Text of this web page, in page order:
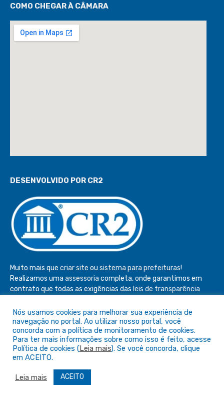
COMO CHEGAR À CÂMARA
DESENVOLVIDO POR CR2
Muito mais que criar site ou sistema para prefeituras!
Realizamos uma assessoria completa, onde garantimos em
contrato que todas as exigências das leis de transparência
Conheça oPNTPe oRadar da Transparência Pública
Todos os direitos reservados a Câmara de São Félix do Araguaia
Nós usamos cookies para melhorar sua experiência de
navegação no portal. Ao utilizar nosso portal, você
concorda com a política de monitoramento de cookies.
Para ter mais informações sobre como isso é feito, acesse
Política de cookies (Leia mais). Se você concorda, clique
em ACEITO.
Leia mais ACEITO